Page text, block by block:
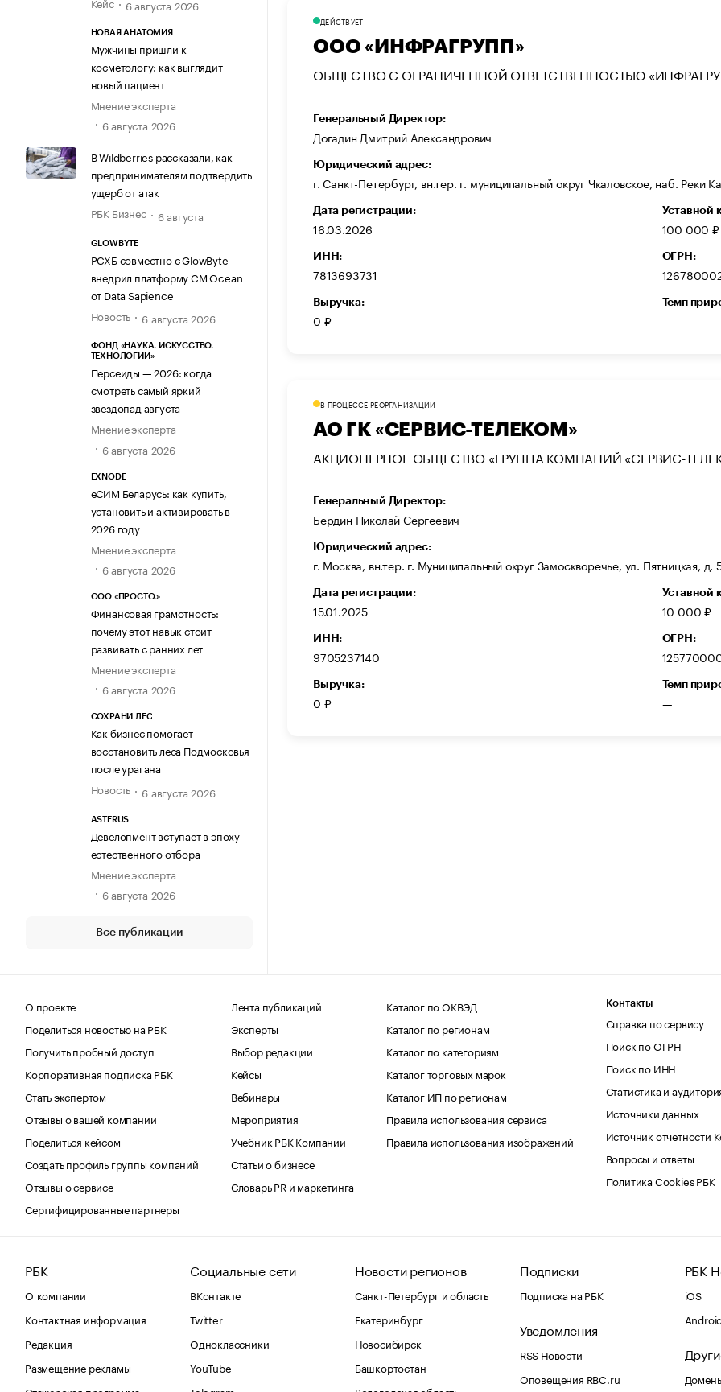
6 августа 2026
НОВАЯ АНАТОМИЯ
Мужчины пришли к
косметологу: как выглядит
новый пациент
Мнение эксперта
6 августа 2026
В Wildberries рассказали, как
предпринимателям подтвердить
ущерб от атак
РБК Бизнес
6 августа
GLOWBYTE
РСХБ совместно с GlowByte
внедрил платформу CM Ocean
от Data Sapience
Новость
6 августа 2026
ФОНД «НАУКА. ИСКУССТВО.
ТЕХНОЛОГИИ»
Персеиды — 2026: когда
смотреть самый яркий
звездопад августа
Мнение эксперта
6 августа 2026
EXNODE
еСИМ Беларусь: как купить,
установить и активировать в
2026 году
Мнение эксперта
6 августа 2026
ООО «ПРОСТО.»
Финансовая грамотность:
почему этот навык стоит
развивать с ранних лет
Мнение эксперта
6 августа 2026
СОХРАНИ ЛЕС
Как бизнес помогает
восстановить леса Подмосковья
после урагана
Новость
6 августа 2026
ASTERUS
Девелопмент вступает в эпоху
естественного отбора
Мнение эксперта
6 августа 2026
Все публикации
ДЕЙСТВУЕТ
ООО «ИНФРАГРУПП»
ОБЩЕСТВО С ОГРАНИЧЕННОЙ ОТВЕТСТВЕННОСТЬЮ
Генеральный Директор:
Догадин Дмитрий Александрович
Юридический адрес:
г. Санкт-Петербург, вн.тер. г. муниципальный округ Чкаловское, наб. Реки
Дата регистрации:
16.03.2026
Уставной
100 000 ₽
ИНН:
7813693731
ОГРН:
Выручка:
0 ₽
Темп
—
В ПРОЦЕССЕ РЕОРГАНИЗАЦИИ
АО ГК «СЕРВИС-ТЕЛЕКОМ»
АКЦИОНЕРНОЕ ОБЩЕСТВО «ГРУППА КОМПАНИЙ «СЕРВИС-
Генеральный Директор:
Бердин Николай Сергеевич
Юридический адрес:
г. Москва, вн.тер. г. Муниципальный округ Замоскворечье, ул. Пятницкая,
Дата регистрации:
15.01.2025
Уставной
10 000 ₽
ИНН:
9705237140
ОГРН:
Выручка:
0 ₽
Темп
—
О проекте
Поделиться новостью на РБК
Получить пробный доступ
Корпоративная подписка РБК
Стать экспертом
Отзывы о вашей компании
Поделиться кейсом
Создать профиль группы компаний
Отзывы о сервисе
Сертифицированные партнеры
Лента публикаций
Эксперты
Выбор редакции
Кейсы
Вебинары
Мероприятия
Учебник РБК Компании
Статьи о бизнесе
Словарь PR и маркетинга
Каталог по ОКВЭД
Каталог по регионам
Каталог по категориям
Каталог торговых марок
Каталог ИП по регионам
Правила использования сервиса
Правила использования изображений
Контакты
Справка по сервису
Поиск по ОГРН
Поиск по ИНН
Статистика и
Источники данных
Источник отчетности
Вопросы и ответы
Политика Cookies РБК
РБК
О компании
Контактная информация
Редакция
Размещение рекламы
Социальные сети
ВКонтакте
Twitter
Одноклассники
YouTube
Новости регионов
Санкт-Петербург и область
Екатеринбург
Новосибирск
Башкортостан
Подписки
Подписка на РБК
Уведомления
RSS Новости
Оповещения RBC.ru
РБК
iOS